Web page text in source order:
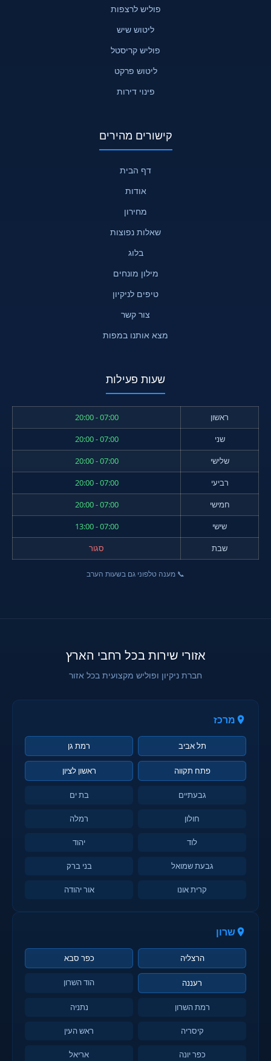
פוליש לרצפות
ליטוש שיש
פוליש קריסטל
ליטוש פרקט
פינוי דירות
קישורים מהירים
דף הבית
אודות
מחירון
שאלות נפוצות
בלוג
מילון מונחים
טיפים לניקיון
צור קשר
מצא אותנו במפות
שעות פעילות
ראשון
07:00 - 20:00
שני
07:00 - 20:00
שלישי
07:00 - 20:00
רביעי
07:00 - 20:00
חמישי
07:00 - 20:00
שישי
07:00 - 13:00
שבת
סגור
📞 מענה טלפוני גם בשעות הערב
אזורי שירות בכל רחבי הארץ
חברת ניקיון ופוליש מקצועית בכל אזור
מרכז
תל אביב רמת גן
פתח תקווה ראשון לציון
גבעתיים בת ים
חולון רמלה
לוד יהוד
גבעת שמואל בני ברק
קרית אונו אור יהודה
שרון
הרצליה כפר סבא
רעננה הוד השרון
רמת השרון נתניה
קיסריה ראש העין
כפר יונה אריאל